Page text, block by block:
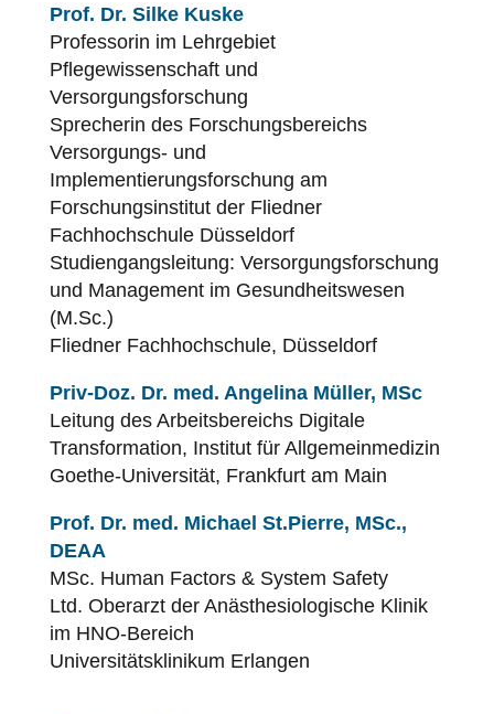
Prof. Dr. Silke Kuske
Professorin im Lehrgebiet
Pflegewissenschaft und
Versorgungsforschung
Sprecherin des Forschungsbereichs
Versorgungs- und
Implementierungsforschung am
Forschungsinstitut der Fliedner
Fachhochschule Düsseldorf
Studiengangsleitung: Versorgungsforschung
und Management im Gesundheitswesen
(M.Sc.)
Fliedner Fachhochschule, Düsseldorf
Priv-Doz. Dr. med. Angelina Müller, MSc
Leitung des Arbeitsbereichs Digitale
Transformation, Institut für Allgemeinmedizin
Goethe-Universität, Frankfurt am Main
Prof. Dr. med. Michael St.Pierre, MSc.,
DEAA
MSc. Human Factors & System Safety
Ltd. Oberarzt der Anästhesiologische Klinik
im HNO-Bereich
Universitätsklinikum Erlangen